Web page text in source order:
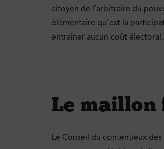
citoyen de l’arbitraire du
élémentaire qu’est la
entraîner aucun coût électoral.
Le maillon
Le Conseil du contentieux des